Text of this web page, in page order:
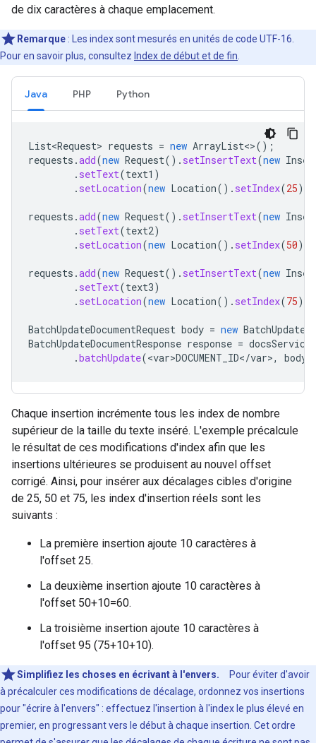
de dix caractères à chaque emplacement.
Remarque : Les index sont mesurés en unités de code UTF-16.
Pour en savoir plus, consultez Index de début et de fin
Java PHP Python
List<Request> requests = new ArrayList<>();
requests .add(new Request(). setInsertText(new
. setText(text1 )
. setLocation(new Location(). setIndex(25).
requests .add(new Request(). setInsertText(new
. setText(text2)
. setLocation(new Location(). setIndex(50).
requests .add(new Request(). setInsertText(new
. setText(text3)
. setLocation(new Location(). setIndex(75).
BatchUpdateDocumentRequest body = new
BatchUpdateDocumentResponse response = docsService
.batchUpdate(<var>DOCUMENT_ID</var>, body
Chaque insertion incrémente tous les index de nombre
supérieur de la taille du texte inséré. L'exemple précalcule
le résultat de ces modifications d'index afin que les
insertions ultérieures se produisent au nouvel offset
corrigé. Ainsi, pour insérer aux décalages cibles d'origine
de 25, 50 et 75, les index d'insertion réels sont les
suivants :
La première insertion ajoute 10 caractères à
l'offset 25.
La deuxième insertion ajoute 10 caractères à
l'offset 50+10=60.
La troisième insertion ajoute 10 caractères à
l'offset 95 (75+10+10).
Simplifiez les choses en écrivant à l'envers. Pour éviter d'avoir
à précalculer ces modifications de décalage, ordonnez vos insertions
pour "écrire à l'envers" : effectuez l'insertion à l'index le plus élevé en
premier, en progressant vers le début à chaque insertion. Cet ordre